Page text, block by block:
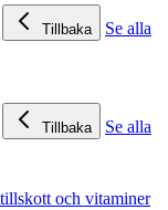
Tillbaka
Se alla
Tillbaka
Se alla
och vitaminer